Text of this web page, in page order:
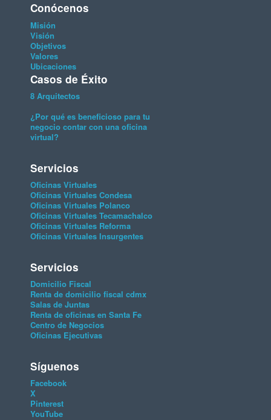
Conócenos
Misión
Visión
Objetivos
Valores
Ubicaciones
Casos de Éxito
8 Arquitectos
¿Por qué es beneficioso para tu
negocio contar con una oficina
virtual?
Servicios
Oficinas Virtuales
Oficinas Virtuales Condesa
Oficinas Virtuales Polanco
Oficinas Virtuales Tecamachalco
Oficinas Virtuales Reforma
Oficinas Virtuales Insurgentes
Servicios
Domicilio Fiscal
Renta de domicilio fiscal cdmx
Salas de Juntas
Renta de oficinas en Santa Fe
Centro de Negocios
Oficinas Ejecutivas
Síguenos
Facebook
X
Pinterest
YouTube